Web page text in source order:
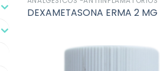
DEXAMETASONA ERMA 2 MG